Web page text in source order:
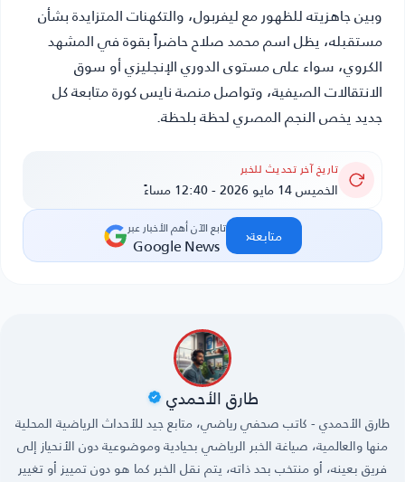
وبين جاهزيته للظهور مع ليفربول، والتكهنات المتزايدة بشأن
مستقبله، يظل اسم محمد صلاح حاضراً بقوة في المشهد
الكروي، سواء على مستوى الدوري الإنجليزي أو سوق
الانتقالات الصيفية، وتواصل منصةنايس كورةمتابعة كل
جديد يخص النجم المصري لحظة بلحظة.
تاريخ آخر تحديث للخبر
الخميس 14 مايو 2026 - 12:40 مساءً
تابع الآن أهم الأخبار عبر
Google News متابعة‹
طارق الأحمدي
طارق الأحمدي - كاتب صحفي رياضي، متابع جيد للأحداث الرياضية المحلية
منها والعالمية، صياغة الخبر الرياضي بحيادية وموضوعية دون الأنحياز إلى
فريق بعينه، أو منتخب بحد ذاته، يتم نقل الخبر كما هو دون تمييز أو تغيير